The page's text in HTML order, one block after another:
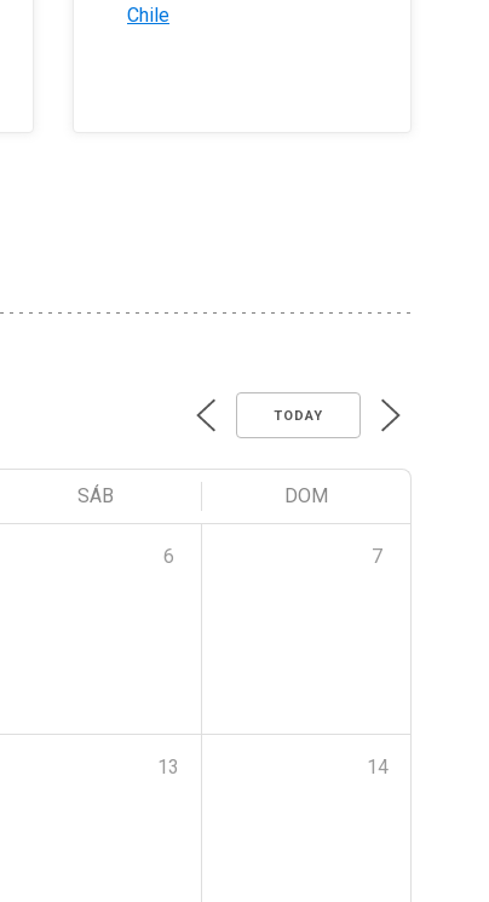
Chile
TODAY
SÁB DOM
6 7
13 14